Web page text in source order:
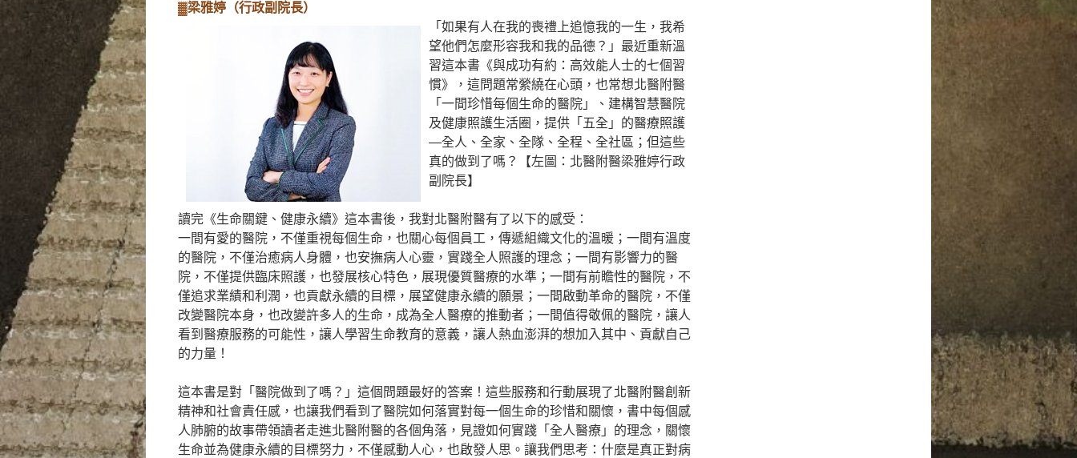
▓梁雅婷（行政副院長）
「如果有人在我的喪禮上追憶我的一生，我希
望他們怎麼形容我和我的品德？」最近重新溫
習這本書《與成功有約：高效能人士的七個習
慣》，這問題常縈繞在心頭，也常想北醫附醫
「一間珍惜每個生命的醫院」、建構智慧醫院
及健康照護生活圈，提供「五全」的醫療照護
—全人、全家、全隊、全程、全社區；但這些
真的做到了嗎？【左圖：北醫附醫梁雅婷行政
副院長】
讀完《生命關鍵、健康永續》這本書後，我對北醫附醫有了以下的感受：
一間有愛的醫院，不僅重視每個生命，也關心每個員工，傳遞組織文化的溫暖；一間有溫度
的醫院，不僅治癒病人身體，也安撫病人心靈，實踐全人照護的理念；一間有影響力的醫
院，不僅提供臨床照護，也發展核心特色，展現優質醫療的水準；一間有前瞻性的醫院，不
僅追求業績和利潤，也貢獻永續的目標，展望健康永續的願景；一間啟動革命的醫院，不僅
改變醫院本身，也改變許多人的生命，成為全人醫療的推動者；一間值得敬佩的醫院，讓人
看到醫療服務的可能性，讓人學習生命教育的意義，讓人熱血澎湃的想加入其中、貢獻自己
的力量！
這本書是對「醫院做到了嗎？」這個問題最好的答案！這些服務和行動展現了北醫附醫創新
精神和社會責任感，也讓我們看到了醫院如何落實對每一個生命的珍惜和關懷，書中每個感
人肺腑的故事帶領讀者走進北醫附醫的各個角落，見證如何實踐「全人醫療」的理念，關懷
生命並為健康永續的目標努力，不僅感動人心，也啟發人思。讓我們思考：什麼是真正對病